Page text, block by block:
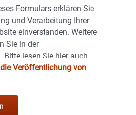
Formulars erklären Sie
und Verarbeitung Ihrer
einverstanden. Weitere
Sie in der
Bitte lesen Sie hier auch
Veröffentlichung von